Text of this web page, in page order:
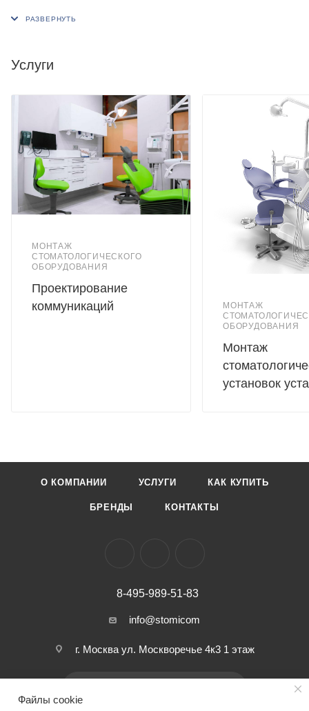
стула обеспечивает правильное распределение нагрузки
лечебные процедуры без усталости.
материала, который обеспечивает хорошую вентиляцию и
комфорт при сидении. Стальная рама с пятью колесиками
придает стулу устойчивость и мобильность, что облегчает
перемещение по кабинету.
Регулируемая высота стула позволяет настроить его для
удобства каждого врача. Компактные размеры делают его
Таким образом, стул RS-S7 является отличным выбором
для стоматологического кабинета, обеспечивая комфорт и
удобство для врачей и пациентов.
Услуги
МОНТАЖ
СТОМАТОЛОГИЧЕСКОГО
ОБОРУДОВАНИЯ
Проектирование
коммуникаций
МОНТАЖ
ОБОРУДОВАНИЯ
Монтаж
установок
О КОМПАНИИ УСЛУГИ КАК КУПИТЬ
БРЕНДЫ КОНТАКТЫ
8-495-989-51-83
info@stomicom
г. Москва ул. Москворечье 4к3 1 этаж
Файлы cookie